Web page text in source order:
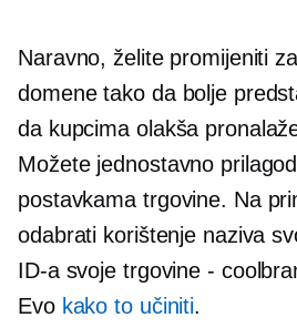
Naravno, želite promijeniti
domene tako da bolje
da kupcima olakša
Možete jednostavno
postavkama trgovine. Na
odabrati korištenje naziva
ID-a svoje trgovine -
Evo kako to učiniti.